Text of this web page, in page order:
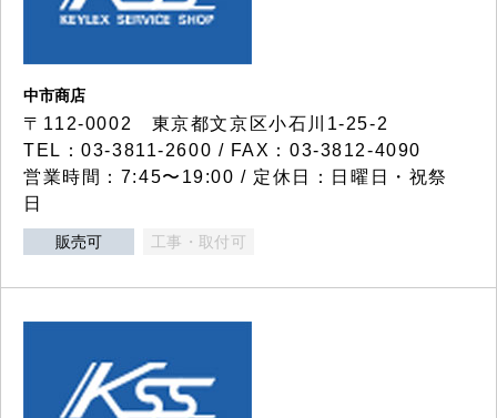
中市商店
〒112-0002 東京都文京区小石川1-25-2
TEL：03-3811-2600 / FAX：03-3812-4090
営業時間：7:45〜19:00 / 定休日：日曜日・祝祭
日
販売可 工事・取付可